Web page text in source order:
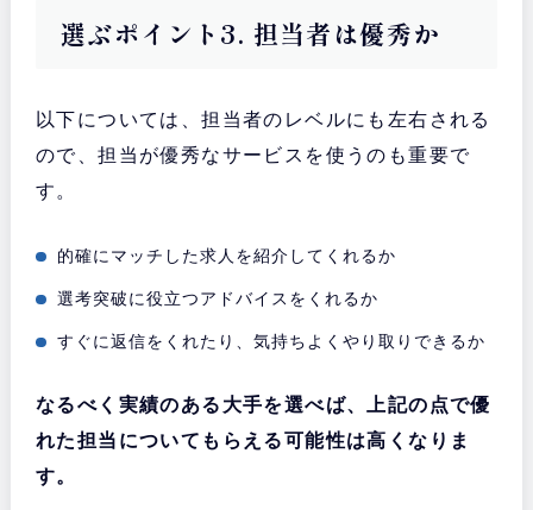
選ぶポイント3. 担当者は優秀か
以下については、担当者のレベルにも左右される
ので、担当が優秀なサービスを使うのも重要で
す。
的確にマッチした求人を紹介してくれるか
選考突破に役立つアドバイスをくれるか
すぐに返信をくれたり、気持ちよくやり取りできるか
なるべく実績のある大手を選べば、上記の点で優
れた担当についてもらえる可能性は高くなりま
す。